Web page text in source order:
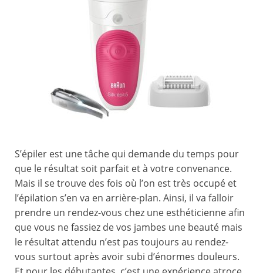
S’épiler est une tâche qui demande du temps pour
que le résultat soit parfait et à votre convenance.
Mais il se trouve des fois où l’on est très occupé et
l’épilation s’en va en arrière-plan. Ainsi, il va falloir
prendre un rendez-vous chez une esthéticienne afin
que vous ne fassiez de vos jambes une beauté mais
le résultat attendu n’est pas toujours au rendez-
vous surtout après avoir subi d’énormes douleurs.